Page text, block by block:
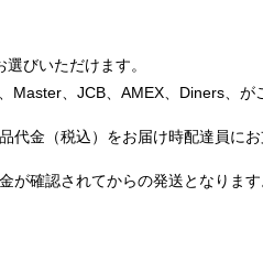
びいただけます。
Master、JCB、AMEX、Diners、が
代金（税込）をお届け時配達員に
が確認されてからの発送となりま